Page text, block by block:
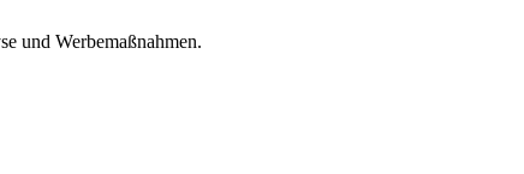
und Werbemaßnahmen.